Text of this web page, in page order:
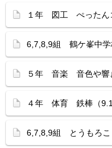
１年 図工 ぺったん
6,7,8,9組 鶴ケ峯中学
５年 音楽 音色や響
４年 体育 鉄棒（
6,7,8,9組 とうもろこ